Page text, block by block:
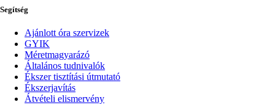
Segítség
Ajánlott óra szervizek
GYIK
Méretmagyarázó
Általános tudnivalók
Ékszer tisztítási útmutató
Ékszerjavítás
Átvételi elismervény